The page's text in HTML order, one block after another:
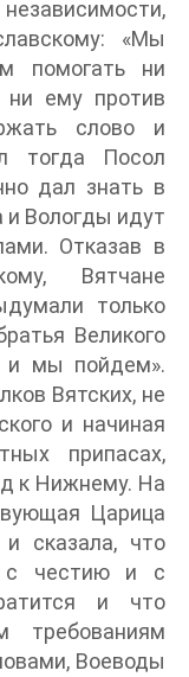
«Мы
помогать ни
ни ему против
слово и
тогда Посол
дал знать в
и Вологды идут
Отказав в
Вятчане
только
Великого
и мы пойдем».
Вятских, не
и начиная
припасах,
к Нижнему. На
Царица
сказала, что
с честию и с
и что
требованиям
Воеводы